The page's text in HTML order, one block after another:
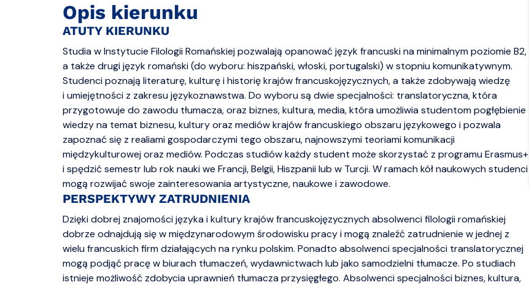
Opis kierunku
ATUTY KIERUNKU
Studia w Instytucie Filologii Romańskiej pozwalają opanować język francuski na minimalnym poziomie B2,
a także drugi język romański (do wyboru: hiszpański, włoski, portugalski) w stopniu komunikatywnym.
Studenci poznają literaturę, kulturę i historię krajów francuskojęzycznych, a także zdobywają wiedzę
i umiejętności z zakresu językoznawstwa. Do wyboru są dwie specjalności: translatoryczna, która
przygotowuje do zawodu tłumacza, oraz biznes, kultura, media, która umożliwia studentom pogłębienie
wiedzy na temat biznesu, kultury oraz mediów krajów francuskiego obszaru językowego i pozwala
zapoznać się z realiami gospodarczymi tego obszaru, najnowszymi teoriami komunikacji
międzykulturowej oraz mediów. Podczas studiów każdy student może skorzystać z programu Erasmus+
i spędzić semestr lub rok nauki we Francji, Belgii, Hiszpanii lub w Turcji. W ramach kół naukowych studenci
mogą rozwijać swoje zainteresowania artystyczne, naukowe i zawodowe.
PERSPEKTYWY ZATRUDNIENIA
Dzięki dobrej znajomości języka i kultury krajów francuskojęzycznych absolwenci filologii romańskiej
dobrze odnajdują się w międzynarodowym środowisku pracy i mogą znaleźć zatrudnienie w jednej z
wielu francuskich firm działających na rynku polskim. Ponadto absolwenci specjalności translatorycznej
mogą podjąć pracę w biurach tłumaczeń, wydawnictwach lub jako samodzielni tłumacze. Po studiach
istnieje możliwość zdobycia uprawnień tłumacza przysięgłego. Absolwenci specjalności biznes, kultura,